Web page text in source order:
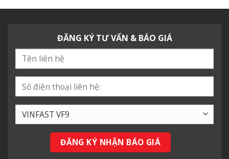
ĐĂNG KÝ TƯ VẤN & BÁO GIÁ